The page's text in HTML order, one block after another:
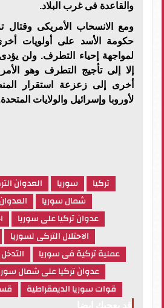
والقاعدة فى غرب البلاد.
ومع الانسحاب الأمريكى وقتال
حكومة الأسد على أولويات
لمواجهة إحياء التطرف. ولن
إلا إلى تأجيج التطرف وهو
أخرى إلى زعزعة استقرار
لأوروبا وإسرائيل والولايات
تركيا سوريا
العدوان
شمال سوريا
عدوان تركيا على سوريا
الاحتلال التركى لسوريا
عملية تركية فى سوريا
عدوان تركيا على شمال
قوات سوريا الديمقراطية